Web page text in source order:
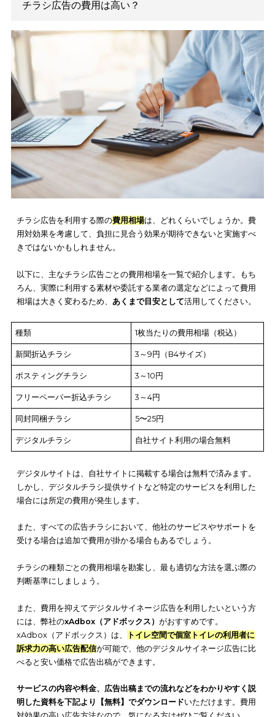
う。
公式ホームページ上にチラシのデータを公開することで、自社
やサービスの情報発信と連携したり、クーポンなど各種サービ
関連付けて情報発信したりと様々な戦略に活用できます。
近年は、多くの方がインターネットから情報を得る場合が多いで
す。特に若年層 は、まずインターネットで情報を検索してから
行動に移行する場合が増えています。若年層をターゲットにす
合、デジタルチラシはとても有効な情報発信方法といえるでしょ
う。
要が高まっています。下記記事にてデジタルサイネージについ
しく解説していますので、ぜひあわせて参考にしてください。
【完全版】デジタルサイネージ広告とは？料金・仕組み・事例
果・目的などを解説！
チラシ広告の費用は高い？
チラシ広告を利用する際の費用相場
は、どれくらいでしょうか
用対効果を考慮して、負担に見合う効果が期待できないと実施
以下に、主なチラシ広告ごとの費用相場を一覧で紹介します。
ろん、実際に利用する素材や委託する業者の選定などによって
相場は大きく変わるため、あくまで目安として活用してくださ
種類 1枚当たりの費用相場（税込）
新聞折込チラシ 3～9円（B4サイズ）